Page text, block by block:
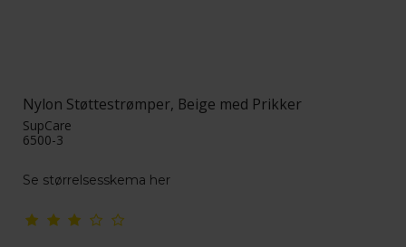
Nylon Støttestrømper, Beige med Prikker
SupCare
6500-3
Se størrelsesskema her